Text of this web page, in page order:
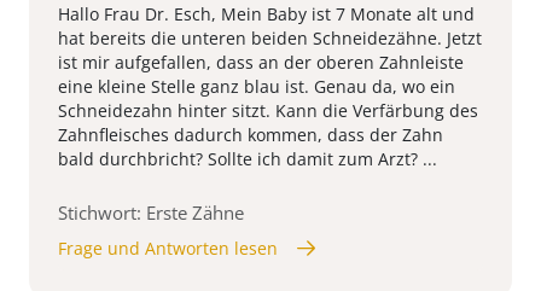
Hallo Frau Dr. Esch, Mein Baby ist 7 Monate alt und
hat bereits die unteren beiden Schneidezähne. Jetzt
ist mir aufgefallen, dass an der oberen Zahnleiste
eine kleine Stelle ganz blau ist. Genau da, wo ein
Schneidezahn hinter sitzt. Kann die Verfärbung des
Zahnfleisches dadurch kommen, dass der Zahn
bald durchbricht? Sollte ich damit zum Arzt? ...
Stichwort: Erste Zähne
Frage und Antworten lesen